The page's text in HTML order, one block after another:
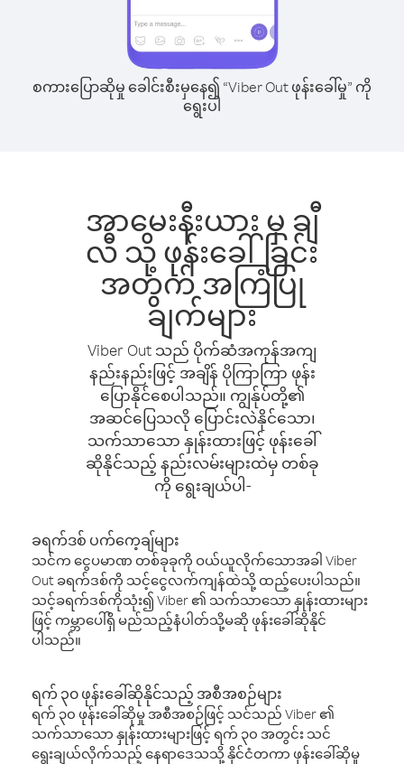
စကားပြောဆိုမှု ခေါင်းစီးမှနေ၍ “Viber Out ဖုန်းခေါ်မှု” ကို
ရွေးပါ
အာမေးနီးယား မှ ချီ
လီ သို့ ဖုန်းခေါ်ခြင်း
အတွက် အကြံပြု
ချက်များ
Viber Out သည် ပိုက်ဆံအကုန်အကျ
နည်းနည်းဖြင့် အချိန် ပိုကြာကြာ ဖုန်း
ပြောနိုင်စေပါသည်။ ကျွန်ုပ်တို့၏
အဆင်ပြေသလို ပြောင်းလဲနိုင်သော၊
သက်သာသော နှုန်းထားဖြင့် ဖုန်းခေါ်
ဆိုနိုင်သည့် နည်းလမ်းများထဲမှ တစ်ခု
ကို ရွေးချယ်ပါ-
ခရက်ဒစ် ပက်ကေ့ချ်များ
သင်က ငွေပမာဏ တစ်ခုခုကို ဝယ်ယူလိုက်သောအခါ Viber
Out ခရက်ဒစ်ကို သင့်ငွေလက်ကျန်ထဲသို့ ထည့်ပေးပါသည်။
သင့်ခရက်ဒစ်ကိုသုံး၍ Viber ၏ သက်သာသော နှုန်းထားများ
ဖြင့် ကမ္ဘာပေါ်ရှိ မည်သည့်နံပါတ်သို့မဆို ဖုန်းခေါ်ဆိုနိုင်
ပါသည်။
ရက် ၃၀ ဖုန်းခေါ်ဆိုနိုင်သည့် အစီအစဉ်များ
ရက် ၃၀ ဖုန်းခေါ်ဆိုမှု အစီအစဉ်ဖြင့် သင်သည် Viber ၏
သက်သာသော နှုန်းထားများဖြင့် ရက် ၃၀ အတွင်း သင်
ရွေးချယ်လိုက်သည့် နေရာဒေသသို့ နိုင်ငံတကာ ဖုန်းခေါ်ဆိုမှု